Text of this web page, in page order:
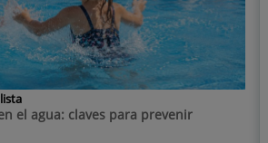
el agua: claves para prevenir